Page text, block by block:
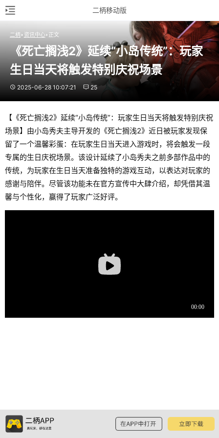
二柄移动版
二柄 资讯中心 正文
《死亡搁浅2》延续“小岛传统”：玩家
生日当天将触发特别庆祝场景
2025-06-28 10:07:21 25
【《死亡搁浅2》延续“小岛传统”：玩家生日当天将触发特别庆祝
场景】由小岛秀夫主导开发的《死亡搁浅2》近日被玩家发现保
留了一个温馨彩蛋：在玩家生日当天进入游戏时，将会触发一段
专属的生日庆祝场景。该设计延续了小岛秀夫之前多部作品中的
传统，为玩家在生日当天准备独特的游戏互动，以表达对玩家的
感谢与陪伴。尽管该功能未在官方宣传中大肆介绍，却凭借其温
馨与个性化，赢得了玩家广泛好评。